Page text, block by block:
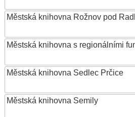
Městská knihovna Rožnov pod
Městská knihovna s regionálními
Městská knihovna Sedlec Prčice
Městská knihovna Semily